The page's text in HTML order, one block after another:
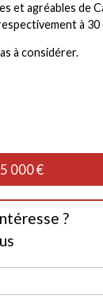
et agréables de
à
à considérer.
000 €
?